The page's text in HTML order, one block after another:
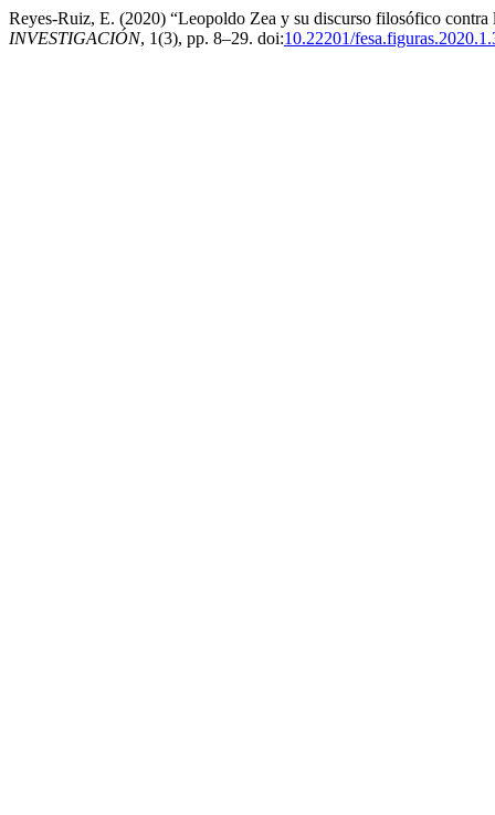
Reyes-Ruiz, E. (2020) “Leopoldo Zea y su discurso filosófico
INVESTIGACIÓN, 1(3), pp. 8–29. doi:10.22201/